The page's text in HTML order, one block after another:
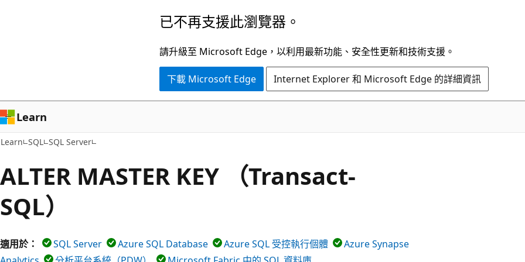
容
已不再支援此瀏覽器。
請升級至 Microsoft Edge，以利用最新功能、安全性更新和技術支援。
下載 Microsoft Edge Internet Explorer 和 Microsoft Edge 的詳細資訊
Learn
Learn SQL SQL Server
ALTER MASTER KEY （Transact-
SQL）
適用於： SQL Server Azure SQL Database Azure SQL 受控執行個體
Azure Synapse